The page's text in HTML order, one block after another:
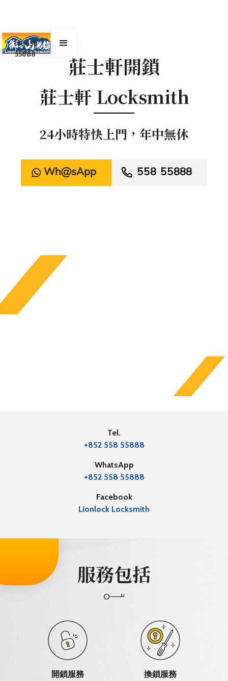
Tel. 558
55888
莊士軒開鎖
莊士軒 Locksmith
24小時特快上門，年中無休
WhatsApp  558 55888
Tel.
+852 558 55888
WhatsApp
+852 558 55888
Facebook
Lionlock Locksmith
服務包括
開鎖服務 換鎖服務